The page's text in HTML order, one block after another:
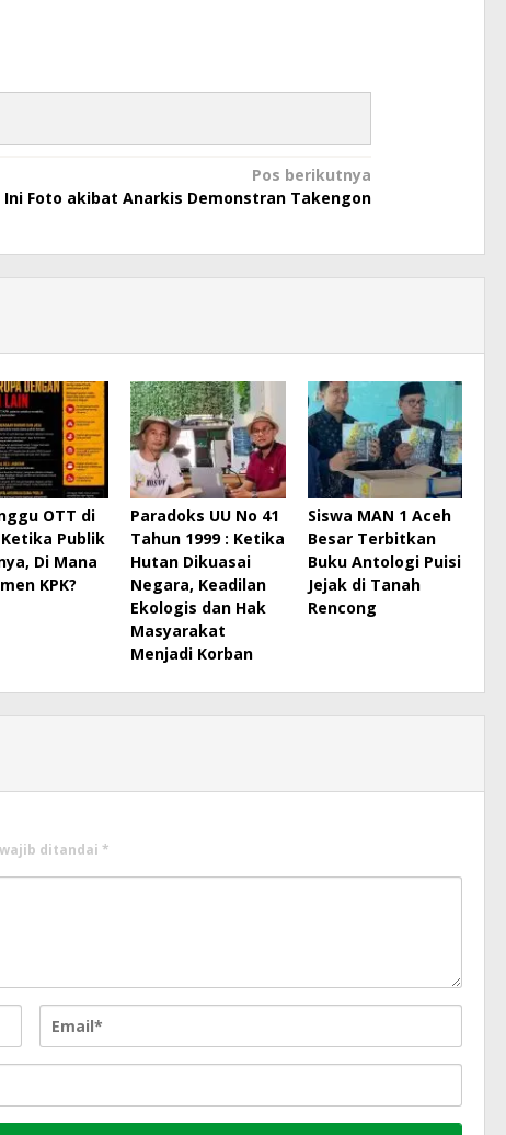
Pos berikutnya
Ini Foto akibat Anarkis Demonstran Takengon
OTT di
Publik
Di Mana
KPK?
Paradoks UU No 41
Tahun 1999 : Ketika
Hutan Dikuasai
Negara, Keadilan
Ekologis dan Hak
Masyarakat
Menjadi Korban
Siswa MAN 1 Aceh
Besar Terbitkan
Buku Antologi Puisi
Jejak di Tanah
Rencong
ditandai *